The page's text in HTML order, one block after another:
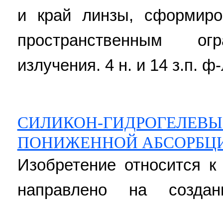
и край линзы,
пространственным
излучения. 4 н. и 14 з.п.
СИЛИКОН-
ПОНИЖЕННОЙ
Изобретение относится
направлено на